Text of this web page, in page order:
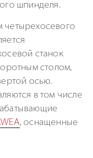
шпинделя.
станок
столом,
осью.
в том числе
, оснащенные